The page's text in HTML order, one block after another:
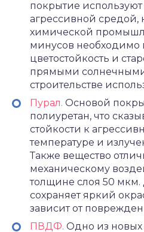
покрытие
агрессивной средой,
химической
минусов необходимо
цветостойкость и
прямыми
строительстве
Пурал. Основой
полиуретан, что
стойкости к
температуре и
Также вещество
механическому
толщине слоя 50
сохраняет яркий
зависит от
ПВДФ. Одно из